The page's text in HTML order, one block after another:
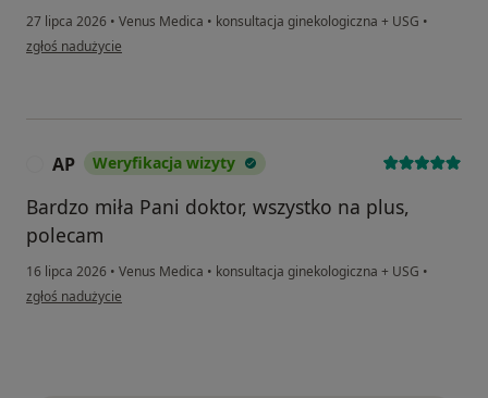
27 lipca 2026 • Venus Medica • konsultacja ginekologiczna + USG •
w opinii użytkownika Karolina
zgłoś nadużycie
AP Weryfikacja wizyty
Bardzo miła Pani doktor, wszystko na plus,
polecam
16 lipca 2026 • Venus Medica • konsultacja ginekologiczna + USG •
w opinii użytkownika AP
zgłoś nadużycie